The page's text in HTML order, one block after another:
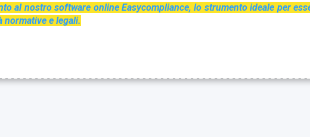
al nostro software online Easycompliance, lo strumento ideale per
normative e legali.